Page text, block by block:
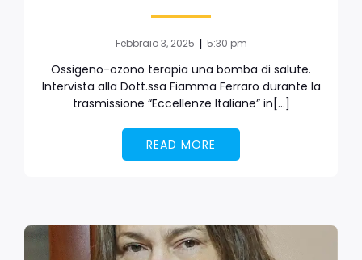
Febbraio 3, 2025 | 5:30 pm
Ossigeno-ozono terapia una bomba di salute.
Intervista alla Dott.ssa Fiamma Ferraro durante la
trasmissione “Eccellenze Italiane” in[…]
READ MORE